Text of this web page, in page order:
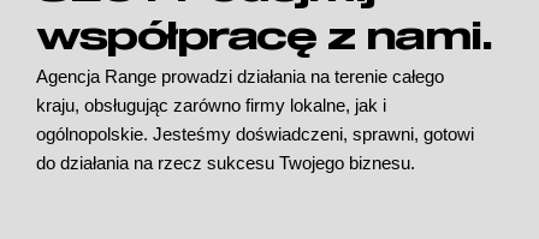
współpracę z nami.
Agencja Range prowadzi działania na terenie całego
kraju, obsługując zarówno firmy lokalne, jak i
ogólnopolskie. Jesteśmy doświadczeni, sprawni, gotowi
do działania na rzecz sukcesu Twojego biznesu.